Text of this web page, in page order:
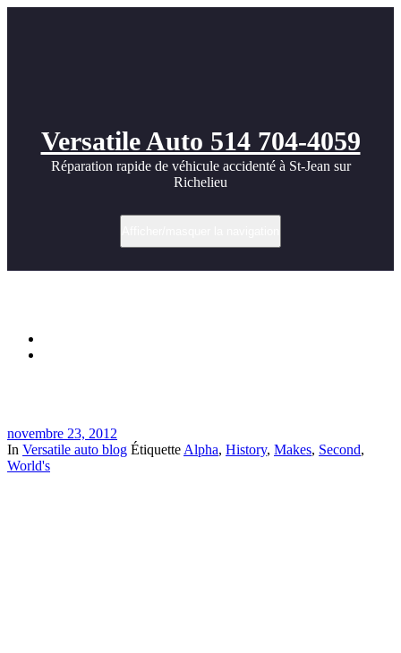
Versatile Auto 514 704-4059
Réparation rapide de véhicule accidenté à St-Jean sur
Richelieu
novembre 23, 2012
In Versatile auto blog Étiquette Alpha, History, Makes, Second,
World's